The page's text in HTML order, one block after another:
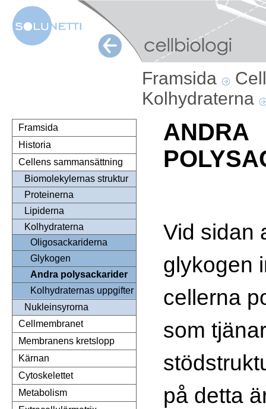
Framsida
Kolhydraterna
Framsida
Historia
Cellens sammansättning
Biomolekylernas struktur
Proteinerna
Lipiderna
Kolhydraterna
Oligosackariderna
Glykogen
Andra polysackarider
Kolhydraternas uppgifter
Nukleinsyrorna
Cellmembranet
Membranens kretslopp
Kärnan
Cytoskelettet
Metabolism
ANDRA
Vid sidan
glykogen
cellerna
som
på detta